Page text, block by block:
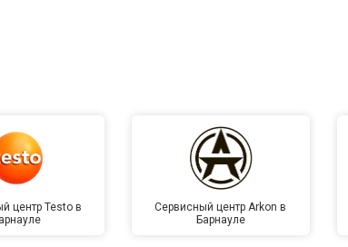
центр Testo в
Сервисный центр Arkon в
Барнауле